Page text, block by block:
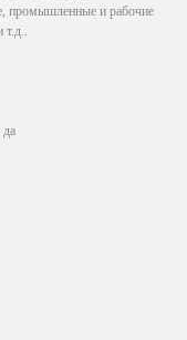
промышленные и рабочие
т.д..
да